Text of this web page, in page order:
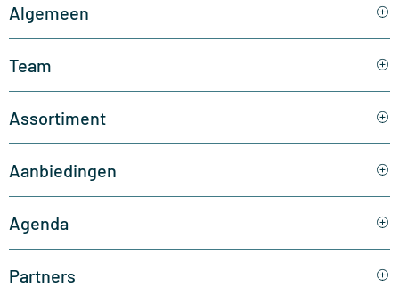
Algemeen
Team
Assortiment
Aanbiedingen
Agenda
Partners